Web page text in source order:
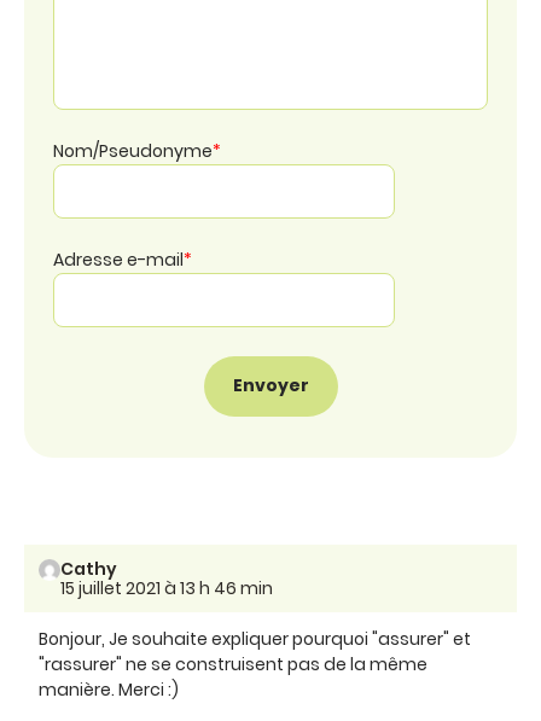
Nom/Pseudonyme*
Adresse e-mail*
Cathy
15 juillet 2021 à 13 h 46 min
Bonjour, Je souhaite expliquer pourquoi "assurer" et
"rassurer" ne se construisent pas de la même
manière. Merci :)